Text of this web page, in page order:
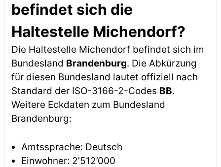
befindet sich die
Haltestelle Michendorf?
Die Haltestelle Michendorf befindet sich im
Bundesland Brandenburg. Die Abkürzung
für diesen Bundesland lautet offiziell nach
Standard der ISO-3166-2-Codes BB.
Weitere Eckdaten zum Bundesland
Brandenburg:
Amtssprache: Deutsch
Einwohner: 2’512’000